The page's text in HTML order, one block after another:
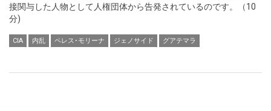
接関与した人物として人権団体から告発されているのです。（10
分)
CIA 内乱 ペレス･モリーナ ジェノサイド グアテマラ